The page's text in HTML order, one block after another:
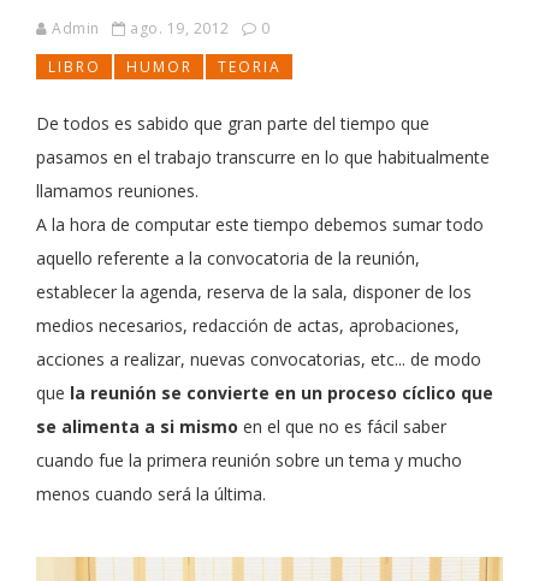
Admin ago. 19, 2012
0
LIBRO
HUMOR TEORIA
De todos es sabido que gran parte del tiempo que
pasamos en el trabajo transcurre en lo que habitualmente
llamamos reuniones.
A la hora de computar este tiempo debemos sumar todo
aquello referente a la convocatoria de la reunión,
establecer la agenda, reserva de la sala, disponer de los
medios necesarios, redacción de actas, aprobaciones,
acciones a realizar, nuevas convocatorias, etc... de modo
que la reunión se convierte en un proceso cíclico que
se alimenta a si mismo en el que no es fácil saber
cuando fue la primera reunión sobre un tema y mucho
menos cuando será la última.